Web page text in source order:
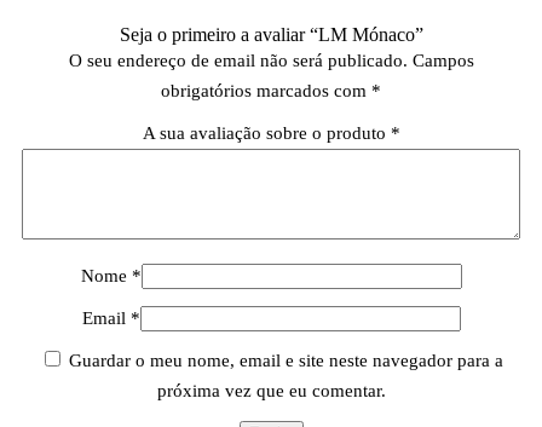
Seja o primeiro a avaliar “LM Mónaco”
O seu endereço de email não será publicado. Campos
obrigatórios marcados com *
A sua avaliação sobre o produto *
Nome *
Email *
Guardar o meu nome, email e site neste navegador para a
próxima vez que eu comentar.